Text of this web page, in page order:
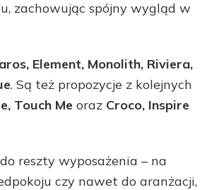
zachowując spójny wygląd w
Element, Monolith, Riviera,
. Są też propozycje z kolejnych
Touch Me oraz Croco, Inspire
reszty wyposażenia – na
czy nawet do aranżacji,